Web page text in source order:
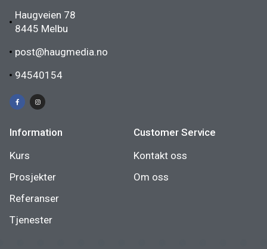
Haugveien 78
8445 Melbu
post@haugmedia.no
94540154
Information
Kurs
Prosjekter
Referanser
Tjenester
Customer Service
Kontakt oss
Om oss